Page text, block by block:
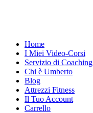
Home
I Miei Video-Corsi
Servizio di Coaching
Chi è Umberto
Blog
Attrezzi Fitness
Il Tuo Account
Carrello